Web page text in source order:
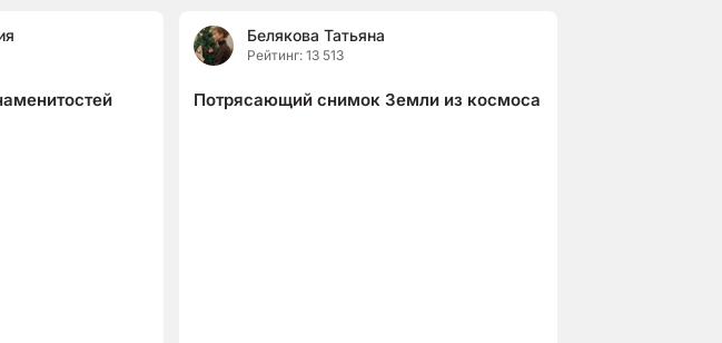
Белякова Татьяна
Рейтинг: 13 513
Потрясающий снимок Земли из космоса